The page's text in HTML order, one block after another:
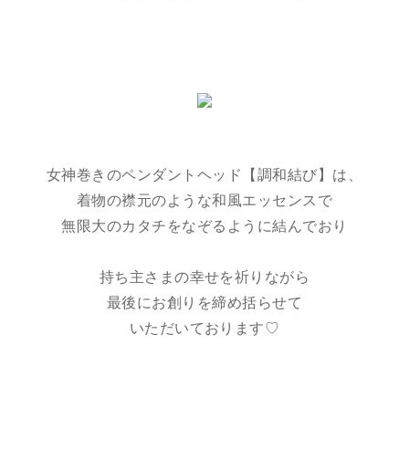
女神巻きのペンダントヘッド【調和結び】は、
着物の襟元のような和風エッセンスで
無限大のカタチをなぞるように結んでおり
持ち主さまの幸せを祈りながら
最後にお創りを締め括らせて
いただいております♡